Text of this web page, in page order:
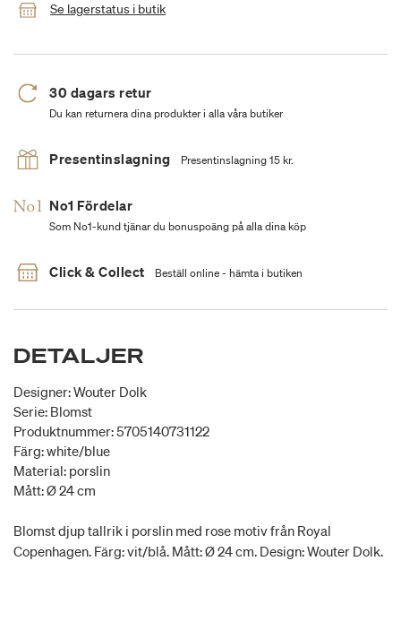
Se lagerstatus i butik
30 dagars retur
Du kan returnera dina produkter i alla våra butiker
Presentinslagning Presentinslagning 15 kr.
No1 Fördelar
Som No1-kund tjänar du bonuspoäng på alla dina köp
Click & Collect Beställ online - hämta i butiken
DETALJER
Designer: Wouter Dolk
Serie: Blomst
Produktnummer: 5705140731122
Färg: white/blue
Material: porslin
Mått: Ø 24 cm
Blomst djup tallrik i porslin med rose motiv från Royal
Copenhagen. Färg: vit/blå. Mått: Ø 24 cm. Design: Wouter Dolk.